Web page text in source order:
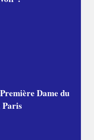
Dame du
Paris